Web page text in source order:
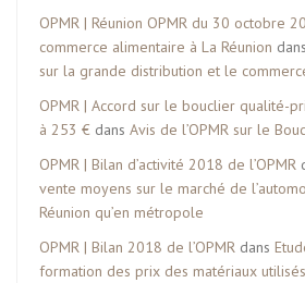
OPMR | Réunion OPMR du 30 octobre
commerce alimentaire à La Réunion dans
sur la grande distribution et le
OPMR | Accord sur le bouclier qualité-
à 253 € dans Avis de l’OPMR sur le
OPMR | Bilan d’activité 2018 de l’OPMR
vente moyens sur le marché de
Réunion qu’en métropole
OPMR | Bilan 2018 de l’OPMR dans
formation des prix des matériaux